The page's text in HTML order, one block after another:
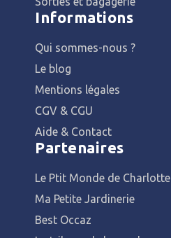
Informations
Qui sommes-nous ?
Le blog
Mentions légales
CGV & CGU
Aide & Contact
Partenaires
Le Ptit Monde de Charlotte
Ma Petite Jardinerie
Best Occaz